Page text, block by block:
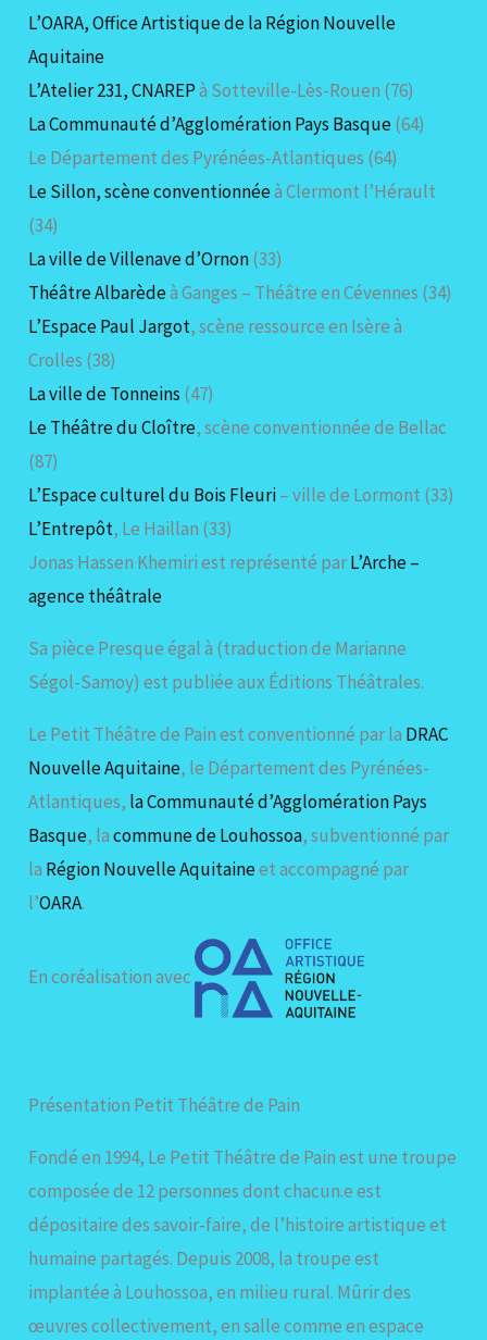
L’OARA, Office Artistique de la Région Nouvelle
Aquitaine
L’Atelier 231, CNAREPà Sotteville-Lès-Rouen (76)
La Communauté d’Agglomération Pays Basque(64)
Le Département des Pyrénées-Atlantiques (64)
Le Sillon, scène conventionnéeà Clermont l’Hérault
(34)
La ville de Villenave d’Ornon(33)
Théâtre Albarèdeà Ganges – Théâtre en Cévennes (34)
L’Espace Paul Jargot, scène ressource en Isère à
Crolles (38)
La ville de Tonneins (47)
Le Théâtre du Cloître, scène conventionnée de Bellac
(87)
L’Espace culturel du Bois Fleuri– ville de Lormont (33)
L’Entrepôt, Le Haillan (33)
Jonas Hassen Khemiri est représenté parL’Arche –
agence théâtrale
Sa pièce Presque égal à (traduction de Marianne
Ségol-Samoy) est publiée aux Éditions Théâtrales.
Le Petit Théâtre de Pain est conventionné par la DRAC
Nouvelle Aquitaine, le Département des Pyrénées-
Atlantiques, la Communauté d’Agglomération Pays
Basque, lacommune de Louhossoa, subventionné par
la Région Nouvelle Aquitaineet accompagné par
l’OARA.
En coréalisation avec
Présentation Petit Théâtre de Pain
Fondé en 1994, Le Petit Théâtre de Pain est une troupe
composée de 12 personnes dont chacun.e est
dépositaire des savoir-faire, de l’histoire artistique et
humaine partagés. Depuis 2008, la troupe est
implantée à Louhossoa, en milieu rural. Mûrir des
œuvres collectivement, en salle comme en espace